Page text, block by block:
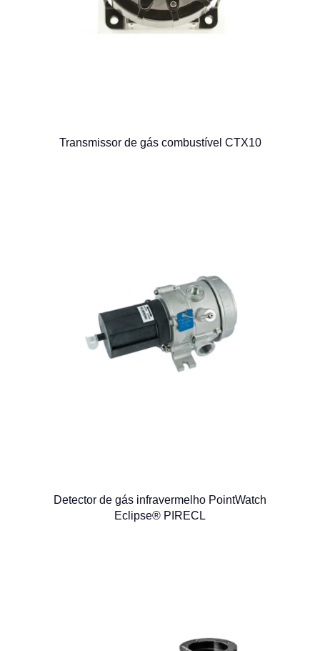
Transmissor de gás combustível CTX10
Detector de gás infravermelho PointWatch
Eclipse® PIRECL